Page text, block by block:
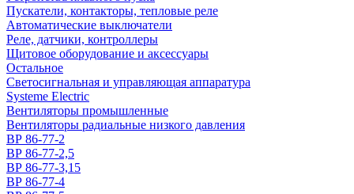
Пускатели, контакторы, тепловые реле
Автоматические выключатели
Реле, датчики, контроллеры
Щитовое оборудование и аксессуары
Остальное
Светосигнальная и управляющая аппаратура
Systeme Electric
Вентиляторы промышленные
Вентиляторы радиальные низкого давления
ВР 86-77-2
ВР 86-77-2,5
ВР 86-77-3,15
ВР 86-77-4